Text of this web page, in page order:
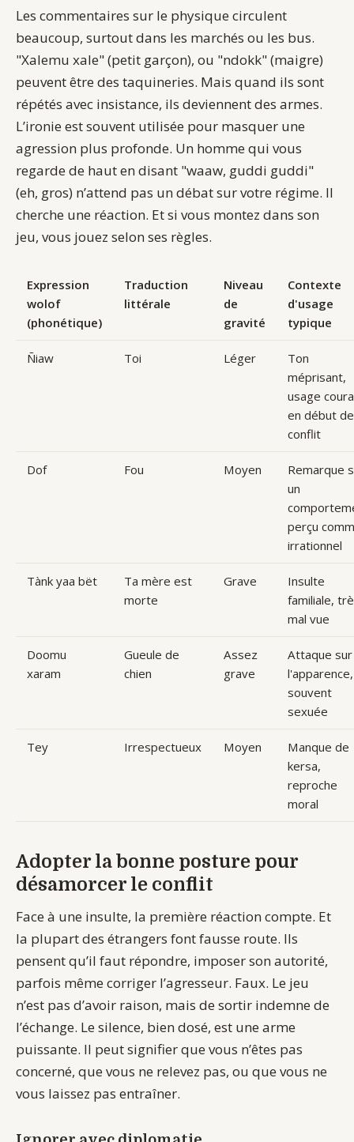
Les commentaires sur le physique circulent
beaucoup, surtout dans les marchés ou les bus.
"Xalemu xale" (petit garçon), ou "ndokk" (maigre)
peuvent être des taquineries. Mais quand ils sont
répétés avec insistance, ils deviennent des armes.
L’ironie est souvent utilisée pour masquer une
agression plus profonde. Un homme qui vous
regarde de haut en disant "waaw, guddi guddi"
(eh, gros) n’attend pas un débat sur votre régime. Il
cherche une réaction. Et si vous montez dans son
jeu, vous jouez selon ses règles.
Expression
wolof
(phonétique)
Traduction
littérale
Niveau
de
gravité
Contexte
d'usage
typique
Ñiaw Toi Léger
Ton
méprisant,
usage
en début de
conflit
Dof Fou Moyen
Remarque
un
perçu
irrationnel
Tànk yaa bët
Ta mère est
morte
Grave
Insulte
familiale,
mal vue
Doomu
xaram
Gueule de
chien
Assez
grave
Attaque sur
l'apparence,
souvent
sexuée
Tey Irrespectueux Moyen
Manque de
kersa,
reproche
moral
Adopter la bonne posture pour
désamorcer le conflit
Face à une insulte, la première réaction compte. Et
la plupart des étrangers font fausse route. Ils
pensent qu’il faut répondre, imposer son autorité,
parfois même corriger l’agresseur. Faux. Le jeu
n’est pas d’avoir raison, mais de sortir indemne de
l’échange. Le silence, bien dosé, est une arme
puissante. Il peut signifier que vous n’êtes pas
concerné, que vous ne relevez pas, ou que vous ne
vous laissez pas entraîner.